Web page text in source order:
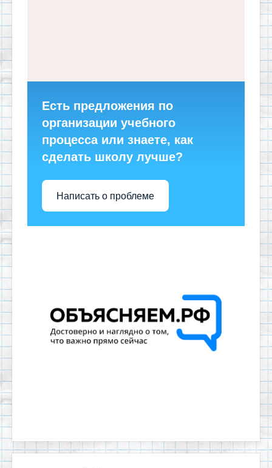
Есть предложения по
организации учебного
процесса или знаете, как
сделать школу лучше?
Написать о проблеме